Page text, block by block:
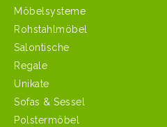
Möbelsysteme
Rohstahlmöbel
Salontische
Regale
Unikate
Sofas & Sessel
Polstermöbel